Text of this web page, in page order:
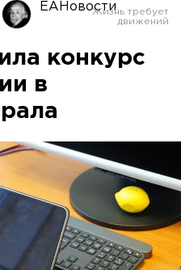
Оренбург
ЕАНовости
конкурс
в